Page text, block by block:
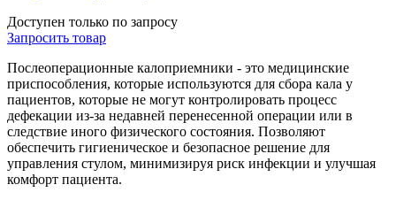
Доступен только по запросу
Запросить товар
Послеоперационные калоприемники - это медицинские
приспособления, которые используются для сбора кала у
пациентов, которые не могут контролировать процесс
дефекации из-за недавней перенесенной операции или в
следствие иного физического состояния. Позволяют
обеспечить гигиеническое и безопасное решение для
управления стулом, минимизируя риск инфекции и улучшая
комфорт пациента.